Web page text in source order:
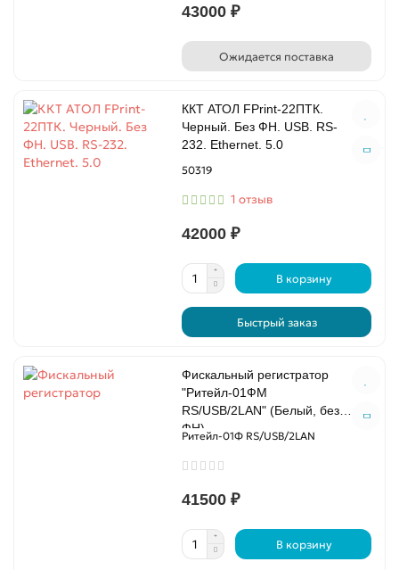
43000 ₽
Ожидается поставка
ККТ АТОЛ FPrint-22ПТК.
Черный. Без ФН. USB. RS-
232. Ethernet. 5.0
50319
1 отзыв
42000 ₽
В корзину
Быстрый заказ
Фискальный регистратор
"Ритейл-01ФМ
RS/USB/2LAN" (Белый, без
ФН)
Ритейл-01Ф RS/USB/2LAN
41500 ₽
В корзину